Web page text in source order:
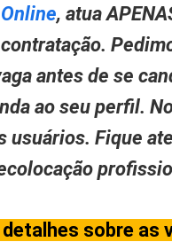
, atua
antes de se
ao seu perfil.
usuários. Fique
sobre as